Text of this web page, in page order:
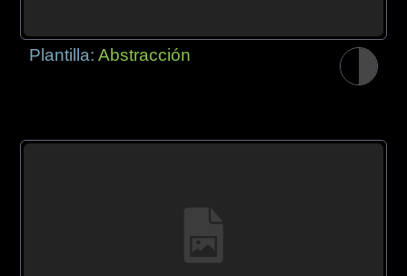
Plantilla:Abstracción